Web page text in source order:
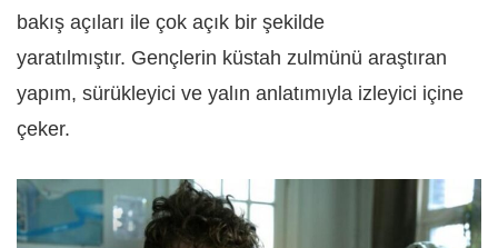
bakış açıları ile çok açık bir şekilde
yaratılmıştır. Gençlerin küstah zulmünü araştıran
yapım, sürükleyici ve yalın anlatımıyla izleyici içine
çeker.